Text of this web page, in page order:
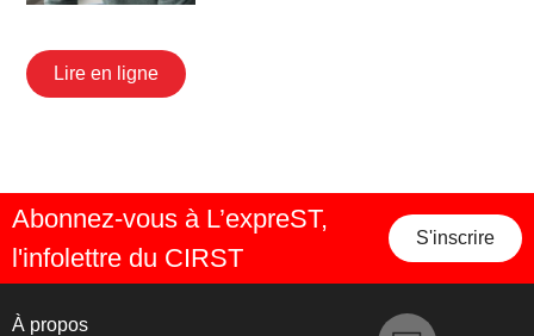
Lire en ligne
Abonnez-vous à L’expreST,
l'infolettre du CIRST
S'inscrire
À propos